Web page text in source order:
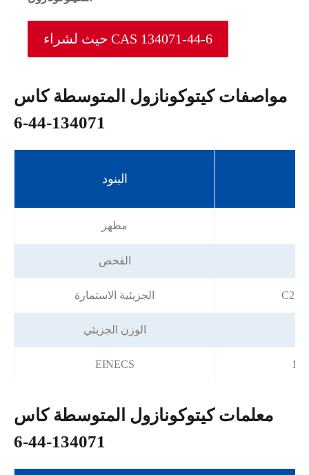
حيث لشراء CAS 134071-44-6
مواصفات كيتوكونازول المتوسطة كاس
134071-44-6
البنود
مظهر
الفحص
الجزيئية الاستمارة
الوزن الجزيئي
EINECS
معلمات كيتوكونازول المتوسطة كاس
134071-44-6